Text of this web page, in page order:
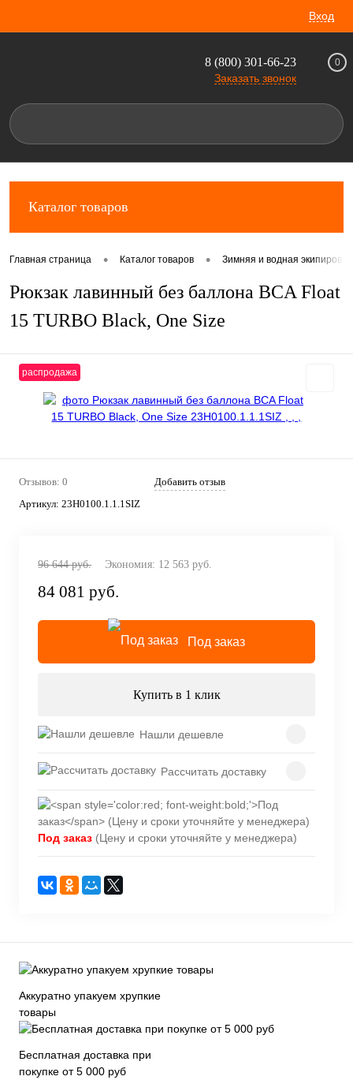
Вход
8 (800) 301-66-23
Заказать звонок
0
Каталог товаров
Главная страница • Каталог товаров • Зимняя и водная
Рюкзак лавинный без баллона BCA Float
15 TURBO Black, One Size
распродажа
Отзывов: 0
Добавить отзыв
Артикул: 23H0100.1.1.1SIZ
96 644 руб. Экономия: 12 563 руб.
84 081 руб.
Под заказ
Купить в 1 клик
Нашли дешевле
Рассчитать доставку
Под заказ (Цену и сроки уточняйте у менеджера)
Аккуратно упакуем хрупкие
товары
Бесплатная доставка при
покупке от 5 000 руб